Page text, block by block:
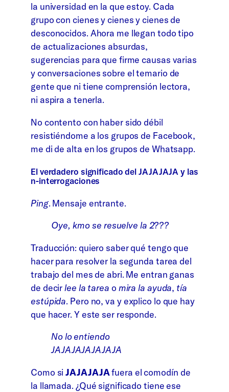
la universidad en la que estoy. Cada
grupo con cienes y cienes y cienes de
desconocidos. Ahora me llegan todo tipo
de actualizaciones absurdas,
sugerencias para que firme causas varias
y conversaciones sobre el temario de
gente que ni tiene comprensión lectora,
ni aspira a tenerla.
No contento con haber sido débil
resistiéndome a los grupos de Facebook,
me di de alta en los grupos de Whatsapp.
El verdadero significado del JAJAJAJA y las
n-interrogaciones
Ping. Mensaje entrante.
Oye, kmo se resuelve la 2???
Traducción: quiero saber qué tengo que
hacer para resolver la segunda tarea del
trabajo del mes de abri. Me entran ganas
de decirlee la tarea o mira la ayuda, tía
estúpida. Pero no, va y explico lo que hay
que hacer. Y este ser responde.
No lo entiendo
JAJAJAJAJAJAJA
Como siJAJAJAJAfuera el comodín de
la llamada. ¿Qué significado tiene ese